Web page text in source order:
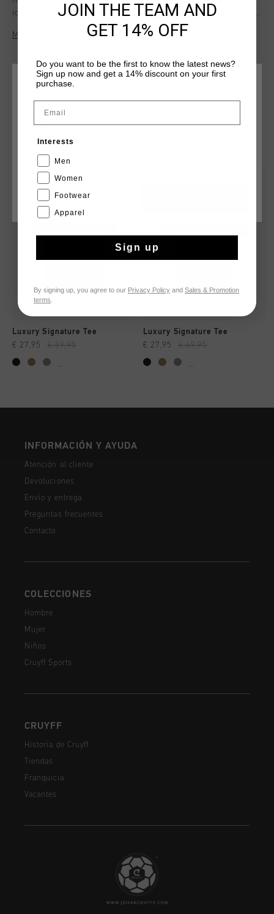
iconic number 14, with "Johan" embroidered above it, is also
featured on the back, completing this stylish piece.
Más información
QUIZÁ TU GUSTA ESTO
Luxury Signature Tee
€ 27,95 € 69,95
...
Luxury Signature Tee
€ 27,95 € 69,95
...
INFORMACIÓN Y AYUDA
Atención al cliente
Devoluciones
Envío y entrega
Preguntas frecuentes
Contacto
COLECCIONES
Hombre
Mujer
Niños
Cruyff Sports
CRUYFF
Historia de Cruyff
Tiendas
Franquicia
Vacantes
ELIGE TU UBICACIÓN Y TU IDIOMA
CANCEL
JOIN THE TEAM AND
GET 14% OFF
Do you want to be the first to know the latest news?
Sign up now and get a 14% discount on your first
purchase.
Interests
Men
Women
Footwear
Apparel
Sign up
By signing up, you agree to our Privacy Policy and Sales & Promotion
terms